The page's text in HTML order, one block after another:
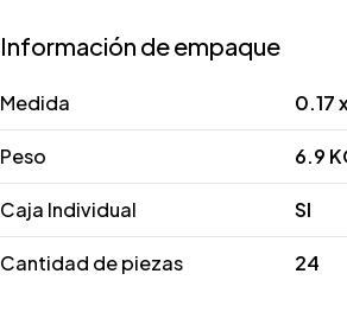
Información de empaque
Medida 0.17
Peso 6.9
Caja Individual SI
Cantidad de piezas 24